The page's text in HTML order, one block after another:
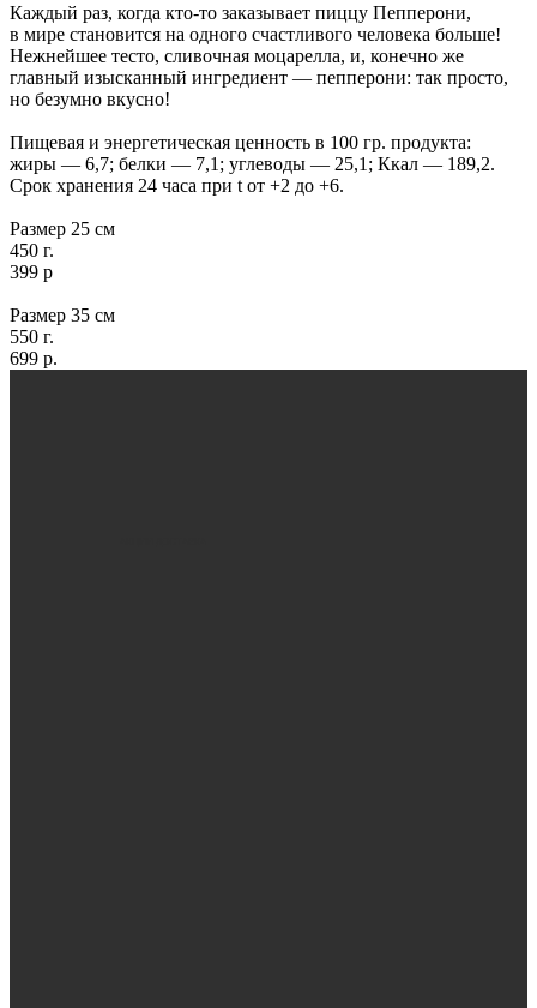
Каждый раз, когда кто-то заказывает пиццу Пепперони,
в мире становится на одного счастливого человека больше!
Нежнейшее тесто, сливочная моцарелла, и, конечно же
главный изысканный ингредиент — пепперони: так просто,
но безумно вкусно!
Пищевая и энергетическая ценность в 100 гр. продукта:
жиры — 6,7; белки — 7,1; углеводы — 25,1; Ккал — 189,2.
Срок хранения 24 часа при t от +2 до +6.
Размер 25 см
450 г.
399 р
Размер 35 см
550 г.
699 р.